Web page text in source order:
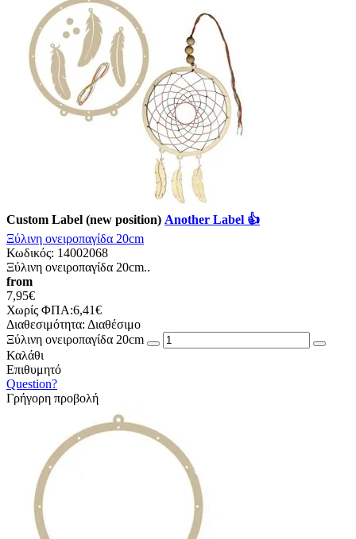
Custom Label (new position) Another Label 👍
Ξύλινη ονειροπαγίδα 20cm
Κωδικός: 14002068
Ξύλινη ονειροπαγίδα 20cm..
from
7,95€
Χωρίς ΦΠΑ:6,41€
Διαθεσιμότητα: Διαθέσιμο
Ξύλινη ονειροπαγίδα 20cm
Καλάθι
Επιθυμητό
Question?
Γρήγορη προβολή